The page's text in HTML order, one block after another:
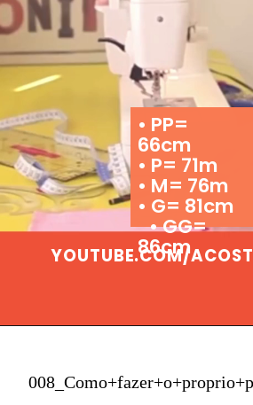
• PP=
66cm
• P= 71m
• M= 76m
• G= 81cm
• GG=
86cm
YOUTUBE.COM/